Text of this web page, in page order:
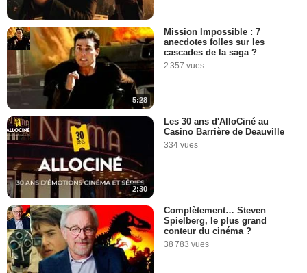
5:28
Mission Impossible : 7
anecdotes folles sur les
cascades de la saga ?
2 357 vues
2:30
Les 30 ans d'AlloCiné au
Casino Barrière de Deauville
334 vues
Complètement… Steven
Spielberg, le plus grand
conteur du cinéma ?
38 783 vues